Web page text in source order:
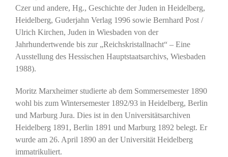
Czer und andere, Hg., Geschichte der Juden in Heidelberg,
Heidelberg, Guderjahn Verlag 1996 sowie Bernhard Post /
Ulrich Kirchen, Juden in Wiesbaden von der
Jahrhundertwende bis zur „Reichskristallnacht“ – Eine
Ausstellung des Hessischen Hauptstaatsarchivs, Wiesbaden
1988).
Moritz Marxheimer studierte ab dem Sommersemester 1890
wohl bis zum Wintersemester 1892/93 in Heidelberg, Berlin
und Marburg Jura. Dies ist in den Universitätsarchiven
Heidelberg 1891, Berlin 1891 und Marburg 1892 belegt. Er
wurde am 26. April 1890 an der Universität Heidelberg
immatrikuliert.